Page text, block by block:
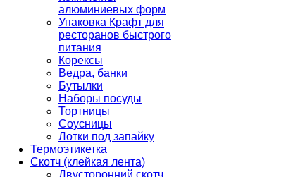
алюминиевых форм
Упаковка Крафт для
ресторанов быстрого
питания
Корексы
Ведра, банки
Бутылки
Наборы посуды
Тортницы
Соусницы
Лотки под запайку
Термоэтикетка
Скотч (клейкая лента)
Двусторонний скотч